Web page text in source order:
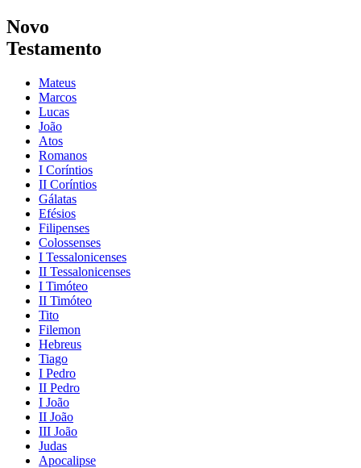
Novo
Testamento
Mateus
Marcos
Lucas
João
Atos
Romanos
I Coríntios
II Coríntios
Gálatas
Efésios
Filipenses
Colossenses
I Tessalonicenses
II Tessalonicenses
I Timóteo
II Timóteo
Tito
Filemon
Hebreus
Tiago
I Pedro
II Pedro
I João
II João
III João
Judas
Apocalipse